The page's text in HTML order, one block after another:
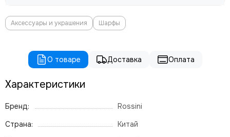
Аксессуары и украшения Шарфы
О товаре Доставка Оплата
Характеристики
Бренд:
Rossini
Страна:
Китай